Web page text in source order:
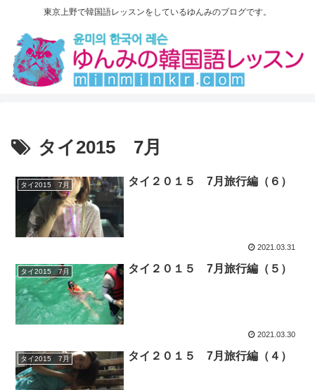
東京上野で韓国語レッスンをしているゆんみのブログです。
タイ2015 7月
タイ2015 7月 タイ２０１５ 7月旅行編（６）
2021.03.31
タイ2015 7月 タイ２０１５ 7月旅行編（５）
2021.03.30
タイ2015 7月 タイ２０１５ 7月旅行編（４）